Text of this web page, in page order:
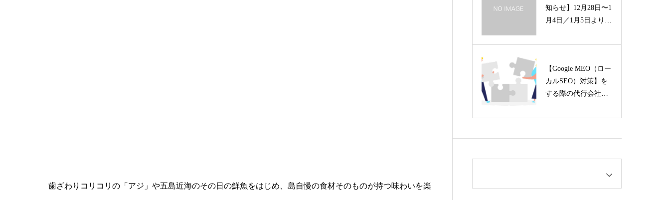
歯ざわりコリコリの「アジ」や五島近海のその日の鮮魚をはじめ、島自慢の食材そのものが持つ味わいを楽
知らせ】12月28日〜1
月4日／1月5日より営
【Google MEO（ロー
カルSEO）対策】を
する際の代行会社に